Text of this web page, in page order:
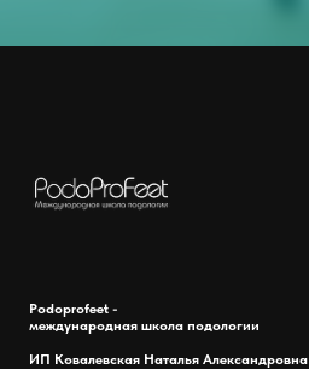
Podoprofeet -
международная школа подологии
ИП Ковалевская Наталья Александровна